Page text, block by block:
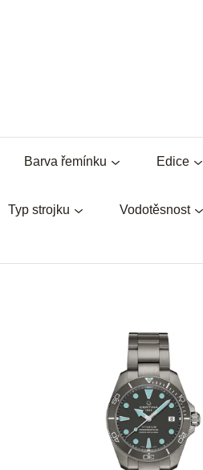
Barva řemínku Edice
Typ strojku Vodotěsnost